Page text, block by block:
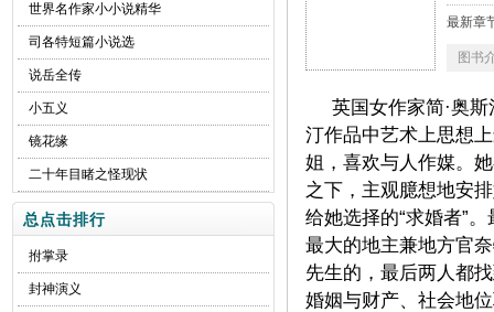
世界名作家小小说精华
司各特短篇小说选
说岳全传
小五义
镜花缘
二十年目睹之怪现状
总点击排行
拊掌录
封神演义
最新章
图书
英国女作家简·奥
汀作品中艺术上思想
姐，喜欢与人作媒。
之下，主观臆想地安
给她选择的“求婚者”
最大的地主兼地方官
先生的，最后两人都
婚姻与财产、社会地